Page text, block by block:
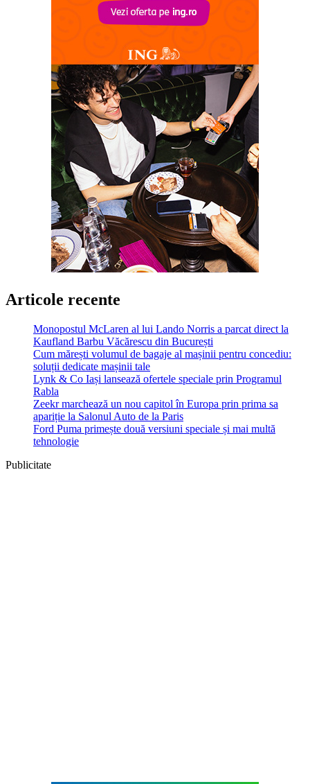
Articole recente
Monopostul McLaren al lui Lando Norris a parcat direct la
Kaufland Barbu Văcărescu din București
Cum mărești volumul de bagaje al mașinii pentru concediu:
soluții dedicate mașinii tale
Lynk & Co Iași lansează ofertele speciale prin Programul
Rabla
Zeekr marchează un nou capitol în Europa prin prima sa
apariție la Salonul Auto de la Paris
Ford Puma primește două versiuni speciale și mai multă
tehnologie
Publicitate